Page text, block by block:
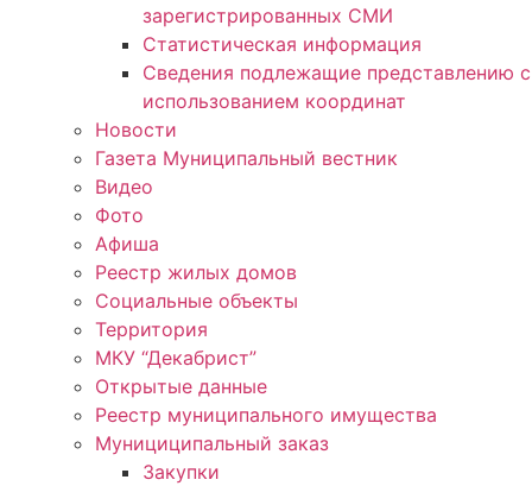
зарегистрированных СМИ
Статистическая информация
Сведения подлежащие представлению с
использованием координат
Новости
Газета Муниципальный вестник
Видео
Фото
Афиша
Реестр жилых домов
Социальные объекты
Территория
МКУ “Декабрист”
Открытые данные
Реестр муниципального имущества
Мунициципальный заказ
Закупки